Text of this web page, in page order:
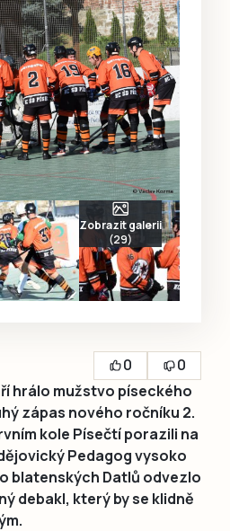
Zobrazit galerii
(29)
0
0
hrálo mužstvo píseckého
zápas nového ročníku 2.
kole Písečtí porazili na
Pedagog vysoko
blatenských Datlů odvezlo
debakl, který by se klidně